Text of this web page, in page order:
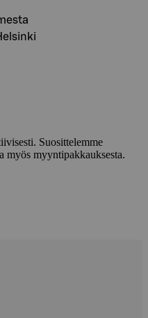
Suosittelemme
myös myyntipakkauksesta.